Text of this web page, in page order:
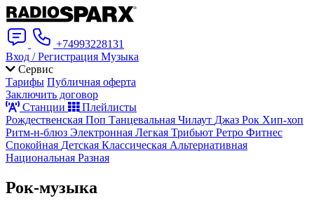
+74993228131
Вход / Регистрация Музыка
Сервис
Тарифы Публичная оферта
Заключить договор
Станции
Плейлисты
Рождественская Поп Танцевальная Чилаут Джаз Рок Хип-хоп
Ритм-н-блюз Электронная Легкая Трибьют Ретро Фитнес
Спокойная Детская Классическая Альтернативная
Национальная Разная
Рок-музыка